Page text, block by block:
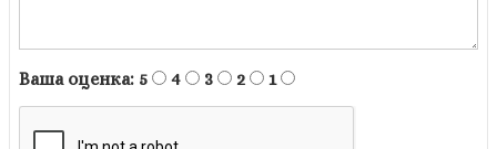
Ваша оценка: 5 4 3 2 1